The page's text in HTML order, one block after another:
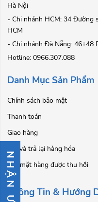
Hà Nội
- Chi nhánh HCM: 34 Đường
HCM
- Chi nhánh Đà Nẵng: 46+48
Hotline: 0966.307.088
Danh Mục Sản Phẩm
Chính sách bảo mật
Thanh toán
Giao hàng
Đổi và trả lại hàng hóa
Các mặt hàng được thu hồi
Thông Tin & Hướng